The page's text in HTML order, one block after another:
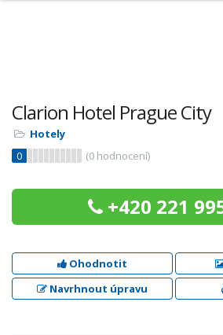
Clarion Hotel Prague City
Hotely
0
(0 hodnocení)
+420 221
Ohodnotit
Navrhnout úpravu